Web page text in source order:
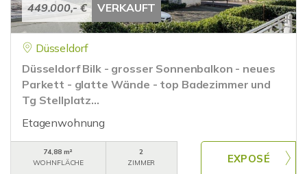
449.000,- € VERKAUFT
Düsseldorf
Düsseldorf Bilk - grosser Sonnenbalkon - neues
Parkett - glatte Wände - top Badezimmer und
Tg Stellplatz...
Etagenwohnung
74,88 m²
WOHNFLÄCHE
2
ZIMMER